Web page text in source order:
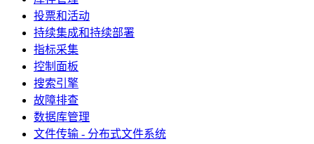
投票和活动
持续集成和持续部署
指标采集
控制面板
搜索引擎
故障排查
数据库管理
文件传输 - 分布式文件系统